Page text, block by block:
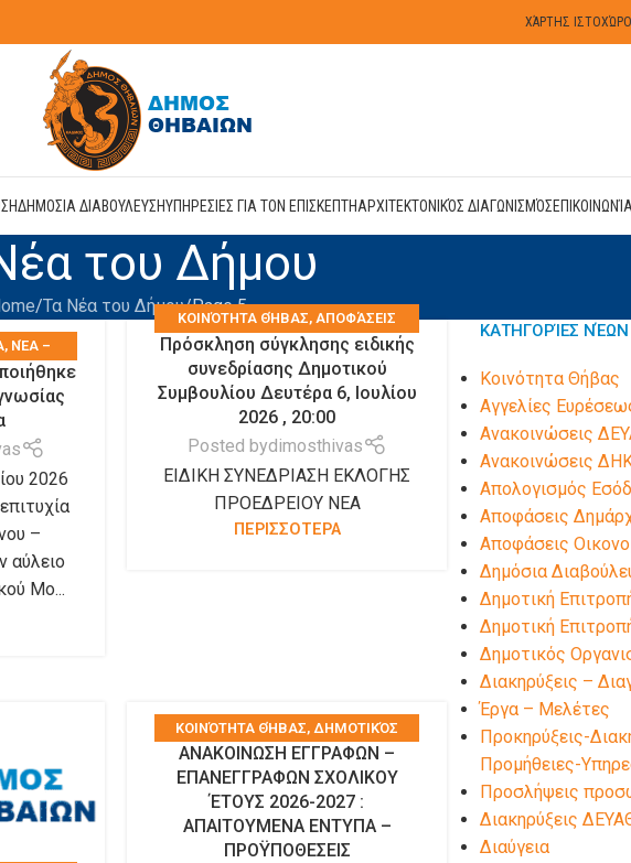
ΧΆΡΤΗΣ
ΔΗΜΟΣΙΑ ΔΙΑΒΟΥΛΕΥΣΗΥΠΗΡΕΣΙΕΣ ΓΙΑ ΤΟΝ ΕΠΙΣΚΕΠΤΗΑΡΧΙΤΕΚΤΟΝΙΚΌΣ ΔΙΑΓΩΝΙΣΜΌΣΕΠΙΚΟΙΝΩΝΊΑ
του Δήμου
Τα Νέα του Δήμου Page 5
, ΝΈΑ –
ΔΉΜΟΥ,
2026
–
αύλειο
Μο...
KΟΙΝΌΤΗΤΑ ΘΉΒΑΣ, ΑΠΟΦΆΣΕΙΣ
ΔΗΜΟΤΙΚΟΎ ΣΥΜΒΟΥΛΊΟΥ,ΝΕΑ,ΝΈΑ –
ΑΝΑΚΟΙΝΏΣΕΙΣ ,ΣΥΝΕΔΡΙΆΣΕΙΣ -
ΑΠΟΦΆΣΕΙΣ,ΤΑ ΝΈΑ ΤΟΥ ΔΉΜΟΥ,ΤΑ
ΝΈΑ ΤΩΝ ΣΥΛΛΌΓΩΝ
Πρόσκληση σύγκλησης ειδικής
συνεδρίασης Δημοτικού
Συμβουλίου Δευτέρα 6, Ιουλίου
2026 , 20:00
Posted bydimosthivas
ΕΙΔΙΚΗ ΣΥΝΕΔΡΙΑΣΗ ΕΚΛΟΓΗΣ
ΠΡΟΕΔΡΕΙΟΥ ΝΕΑ
ΠΕΡΙΣΣΟΤΕΡΑ
KΟΙΝΌΤΗΤΑ ΘΉΒΑΣ, ΔΗΜΟΤΙΚΌΣ
ΟΡΓΑΝΙΣΜΌΣ ΘΉΒΑΣ
,ΝΕΑ,ΝΈΑ –
ΑΝΑΚΟΙΝΏΣΕΙΣ,ΤΑ ΝΈΑ ΤΟΥ ΔΉΜΟΥ
ΤΑ ΝΈΑ ΤΩΝ ΣΥΛΛΌΓΩΝ
ΑΝΑΚΟΙΝΩΣΗ ΕΓΓΡΑΦΩΝ –
ΕΠΑΝΕΓΓΡΑΦΩΝ ΣΧΟΛΙΚΟΥ
ΈΤΟΥΣ 2026-2027 :
ΑΠΑΙΤΟΥΜΕΝΑ ΕΝΤΥΠΑ –
ΠΡΟΫΠΟΘΕΣΕΙΣ
ΚΑΤΗΓΟΡΊΕΣ ΝΈΩΝ
Kοινότητα Θήβας
Αγγελίες
Ανακοινώσεις
Ανακοινώσεις
Απολογισμός
Αποφάσεις
Αποφάσεις
Δημόσια
Δημοτική
Δημοτική
Δημοτικός
Διακηρύξεις –
Έργα – Μελέτες
Προκηρύξεις-
Προμήθειες-
Προσλήψεις
Διακηρύξεις
Διαύγεια